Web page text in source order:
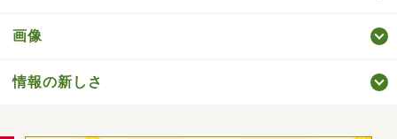
画像
情報の新しさ